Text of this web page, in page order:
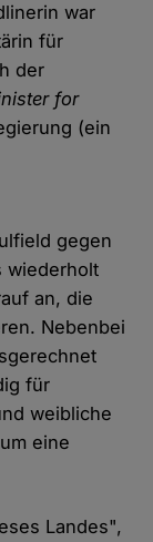
war
für
der
for
(ein
gegen
wiederholt
an, die
Nebenbei
für
weibliche
eine
Landes",